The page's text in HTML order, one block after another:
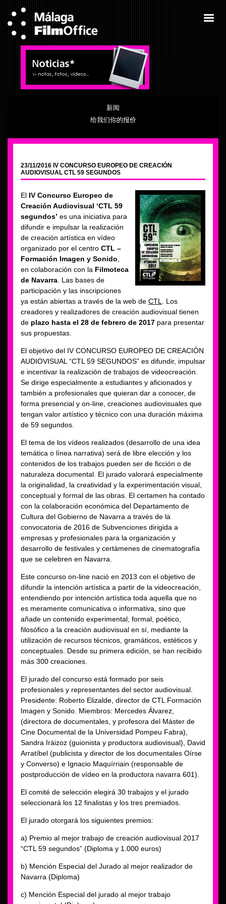
新闻
给我们你的报价
23/11/2016 IV CONCURSO EUROPEO DE CREACIÓN
AUDIOVISUAL CTL 59 SEGUNDOS
El IV Concurso Europeo de
Creación Audiovisual ‘CTL 59
segundos’ es una iniciativa para
difundir e impulsar la realización
de creación artística en vídeo
organizado por el centro CTL –
Formación Imagen y Sonido
en colaboración con la Filmoteca
de Navarra . Las bases de
participación y las inscripciones
ya están abiertas a través de la web de CTL
. Los
creadores y realizadores de creación audiovisual tienen
de plazo hasta el 28 de febrero de 2017 para presentar
sus propuestas.
El objetivo del IV CONCURSO EUROPEO DE CREACIÓN
AUDIOVISUAL “CTL 59 SEGUNDOS” es difundir, impulsar
e incentivar la realización de trabajos de videocreación.
Se dirige especialmente a estudiantes y aficionados y
también a profesionales que quieran dar a conocer, de
forma presencial y on-line, creaciones audiovisuales que
tengan valor artístico y técnico con una duración máxima
de 59 segundos.
El tema de los vídeos realizados (desarrollo de una idea
temática o línea narrativa) será de libre elección y los
contenidos de los trabajos pueden ser de ficción o de
naturaleza documental. El jurado valorará especialmente
la originalidad, la creatividad y la experimentación visual,
conceptual y formal de las obras. El certamen ha contado
con la colaboración económica del Departamento de
Cultura del Gobierno de Navarra a través de la
convocatoria de 2016 de Subvenciones dirigida a
empresas y profesionales para la organización y
desarrollo de festivales y certámenes de cinematografía
que se celebren en Navarra.
Este concurso on-line nació en 2013 con el objetivo de
difundir la intención artística a partir de la videocreación,
entendiendo por intención artística toda aquella que no
es meramente comunicativa o informativa, sino que
añade un contenido experimental, formal, poético,
filosófico a la creación audiovisual en sí, mediante la
utilización de recursos técnicos, gramáticos, estéticos y
conceptuales. Desde su primera edición, se han recibido
más 300 creaciones.
El jurado del concurso está formado por seis
profesionales y representantes del sector audiovisual.
Presidente: Roberto Elizalde, director de CTL Formación
Imagen y Sonido. Miembros: Mercedes Álvarez,
(directora de documentales, y profesora del Máster de
Cine Documental de la Universidad Pompeu Fabra),
Sandra Iráizoz (guionista y productora audiovisual), David
Arratíbel (publicista y director de los documentales Oírse
y Converso) e Ignacio Maquírriain (responsable de
postproducción de vídeo en la productora navarra 601).
El comité de selección elegirá 30 trabajos y el jurado
seleccionará los 12 finalistas y los tres premiados.
El jurado otorgará los siguientes premios:
a) Premio al mejor trabajo de creación audiovisual 2017
“CTL 59 segundos” (Diploma y 1.000 euros)
b) Mención Especial del Jurado al mejor realizador de
Navarra (Diploma)
c) Mención Especial del jurado al mejor trabajo